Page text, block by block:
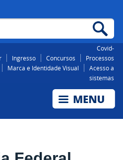
Covid-
Ingresso Concursos
Processos
Marca e Identidade Visual
Acesso a
sistemas